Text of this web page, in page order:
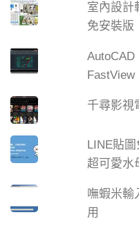
室內設計
免安裝版
AutoCAD
FastView
千尋影視
LINE貼
超可愛水
嘸蝦米輸
用